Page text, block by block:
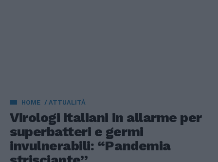
HOME ATTUALITÀ
Virologi italiani in allarme per
superbatteri e germi
invulnerabili: “Pandemia